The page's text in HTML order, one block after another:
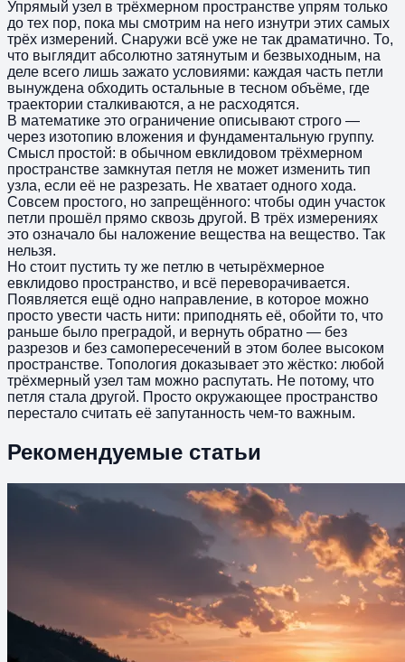
Упрямый узел в трёхмерном пространстве упрям только
до тех пор, пока мы смотрим на него изнутри этих самых
трёх измерений. Снаружи всё уже не так драматично. То,
что выглядит абсолютно затянутым и безвыходным, на
деле всего лишь зажато условиями: каждая часть петли
вынуждена обходить остальные в тесном объёме, где
траектории сталкиваются, а не расходятся.
В математике это ограничение описывают строго —
через изотопию вложения и фундаментальную группу.
Смысл простой: в обычном евклидовом трёхмерном
пространстве замкнутая петля не может изменить тип
узла, если её не разрезать. Не хватает одного хода.
Совсем простого, но запрещённого: чтобы один участок
петли прошёл прямо сквозь другой. В трёх измерениях
это означало бы наложение вещества на вещество. Так
нельзя.
Но стоит пустить ту же петлю в четырёхмерное
евклидово пространство, и всё переворачивается.
Появляется ещё одно направление, в которое можно
просто увести часть нити: приподнять её, обойти то, что
раньше было преградой, и вернуть обратно — без
разрезов и без самопересечений в этом более высоком
пространстве. Топология доказывает это жёстко: любой
трёхмерный узел там можно распутать. Не потому, что
петля стала другой. Просто окружающее пространство
перестало считать её запутанность чем-то важным.
Рекомендуемые статьи